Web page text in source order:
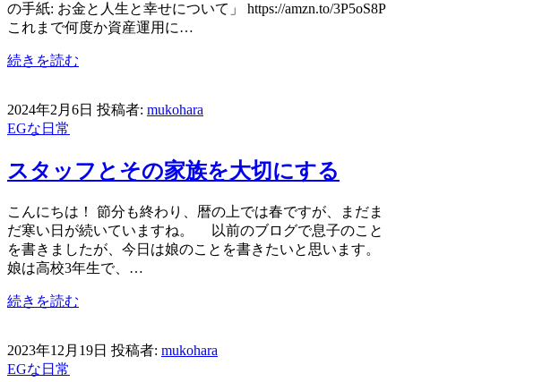
の手紙: お金と人生と幸せについて」 https://amzn.to/3P5oS8P
これまで何度か資産運用に…
続きを読む
2024年2月6日 投稿者: mukohara
EGな日常
スタッフとその家族を大切にする
こんにちは！ 節分も終わり、暦の上では春ですが、まだま
だ寒い日が続いていますね。 以前のブログで息子のこと
を書きましたが、今日は娘のことを書きたいと思います。
娘は高校3年生で、…
続きを読む
2023年12月19日 投稿者: mukohara
EGな日常